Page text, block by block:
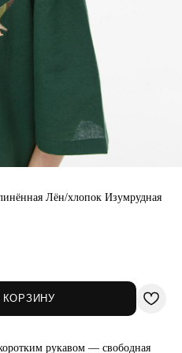
Лён/хлопок Изумрудная
рукавом — свободная